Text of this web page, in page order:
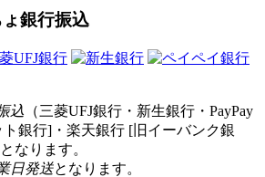
銀行振込
込 （三菱UFJ銀行・新生銀行・PayPay
銀行]・楽天銀行 [旧イーバンク銀
なります。
日発送となります。